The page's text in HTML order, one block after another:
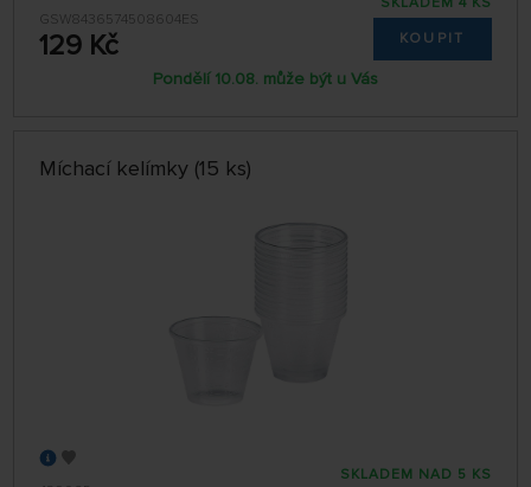
GSW8436574508604ES
129 Kč KOUPIT
Pondělí 10.08. může být u Vás
Míchací kelímky (15 ks)
SKLADEM NAD 5 KS